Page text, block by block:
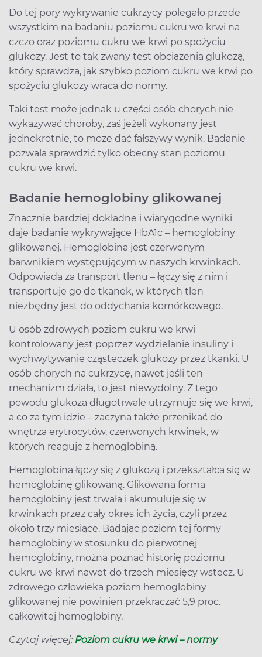
Do tej pory wykrywanie cukrzycy polegało przede
wszystkim na badaniu poziomu cukru we krwi na
czczo oraz poziomu cukru we krwi po spożyciu
glukozy. Jest to tak zwany test obciążenia glukozą,
który sprawdza, jak szybko poziom cukru we krwi po
spożyciu glukozy wraca do normy.
Taki test może jednak u części osób chorych nie
wykazywać choroby, zaś jeżeli wykonany jest
jednokrotnie, to może dać fałszywy wynik. Badanie
pozwala sprawdzić tylko obecny stan poziomu
cukru we krwi.
Badanie hemoglobiny glikowanej
Znacznie bardziej dokładne i wiarygodne wyniki
daje badanie wykrywające HbA1c – hemoglobiny
glikowanej. Hemoglobina jest czerwonym
barwnikiem występującym w naszych krwinkach.
Odpowiada za transport tlenu – łączy się z nim i
transportuje go do tkanek, w których tlen
niezbędny jest do oddychania komórkowego.
U osób zdrowych poziom cukru we krwi
kontrolowany jest poprzez wydzielanie insuliny i
wychwytywanie cząsteczek glukozy przez tkanki. U
osób chorych na cukrzycę, nawet jeśli ten
mechanizm działa, to jest niewydolny. Z tego
powodu glukoza długotrwale utrzymuje się we krwi,
a co za tym idzie – zaczyna także przenikać do
wnętrza erytrocytów, czerwonych krwinek, w
których reaguje z hemoglobiną.
Hemoglobina łączy się z glukozą i przekształca się w
hemoglobinę glikowaną. Glikowana forma
hemoglobiny jest trwała i akumuluje się w
krwinkach przez cały okres ich życia, czyli przez
około trzy miesiące. Badając poziom tej formy
hemoglobiny w stosunku do pierwotnej
hemoglobiny, można poznać historię poziomu
cukru we krwi nawet do trzech miesięcy wstecz. U
zdrowego człowieka poziom hemoglobiny
glikowanej nie powinien przekraczać 5,9 proc.
całkowitej hemoglobiny.
Czytaj więcej: Poziom cukru we krwi – normy